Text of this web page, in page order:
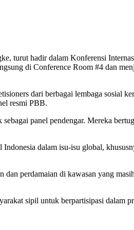
hadir dalam Konferensi
di Conference Room #4 dan
dari berbagai lembaga sosial
resmi PBB.
panel pendengar. Mereka
dalam isu-isu global,
perdamaian di kawasan yang
sipil untuk berpartisipasi